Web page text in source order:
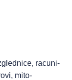
racuni-
mito-